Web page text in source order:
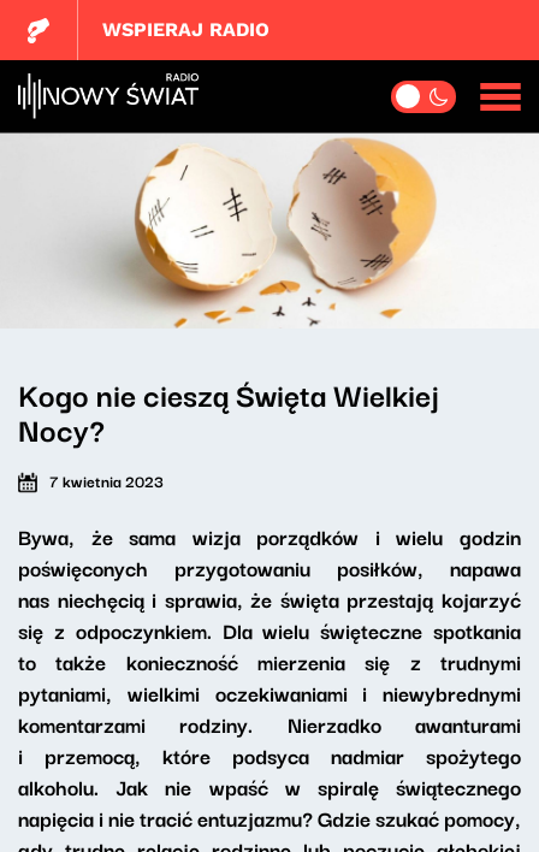
WSPIERAJ RADIO
Kogo nie cieszą Święta Wielkiej
Nocy?
7 kwietnia 2023
Bywa, że sama wizja porządków i wielu godzin
poświęconych przygotowaniu posiłków, napawa
nas niechęcią i sprawia, że święta przestają kojarzyć
się z odpoczynkiem. Dla wielu święteczne spotkania
to także konieczność mierzenia się z trudnymi
pytaniami, wielkimi oczekiwaniami i niewybrednymi
komentarzami rodziny. Nierzadko awanturami
i przemocą, które podsyca nadmiar spożytego
alkoholu. Jak nie wpaść w spiralę świątecznego
napięcia i nie tracić entuzjazmu? Gdzie szukać pomocy,